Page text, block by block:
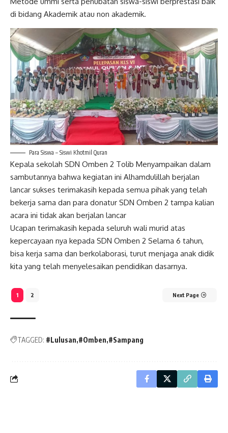
di bidang Akademik atau non akademik.
Para Siswa – Siswi Khotmil Quran
Kepala sekolah SDN Omben 2 Tolib Menyampaikan dalam
sambutannya bahwa kegiatan ini Alhamdulillah berjalan
lancar sukses terimakasih kepada semua pihak yang telah
bekerja sama dan para donatur SDN Omben 2 tampa kalian
acara ini tidak akan berjalan lancar
Ucapan terimakasih kepada seluruh wali murid atas
kepercayaan nya kepada SDN Omben 2 Selama 6 tahun,
bisa kerja sama dan berkolaborasi, turut menjaga anak didik
kita yang telah menyelesaikan pendidikan dasarnya.
1 2 Next Page
TAGGED: #Lulusan #Omben #Sampang